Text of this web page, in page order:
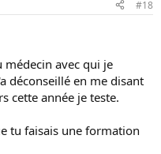
#18
avec qui je
déconseillé en me disant
cette année je teste.
tu faisais une formation